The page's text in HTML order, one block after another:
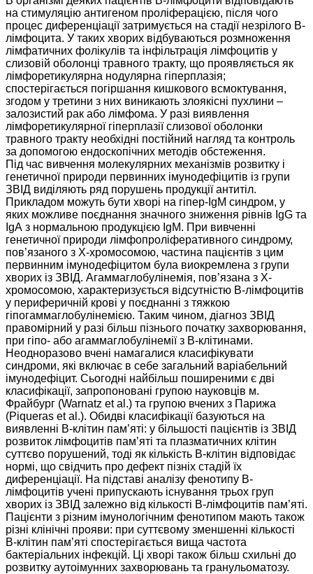
на стимуляцію антигеном проліферацією, після чого
процес диференціації затримується на стадії незрілого В-
лімфоцита. У таких хворих відбуваються розмноження
лімфатичних фолікулів та інфільтрація лімфоцитів у
слизовій оболонці травного тракту, що проявляється як
лімфоретикулярна нодулярна гіперплазія;
спостерігається погіршання кишкового всмоктування,
згодом у третини з них виникають злоякісні пухлини –
залозистий рак або лімфома. У разі виявлення
лімфоретикулярної гіперплазії слизової оболонки
травного тракту необхідні постійний нагляд та контроль
за допомогою ендоскопічних методів обстеження.
Під час вивчення молекулярних механізмів розвитку і
генетичної природи первинних імунодефіцитів із групи
ЗВІД виділяють ряд порушень продукції антитіл.
Прикладом можуть бути хворі на гіпер-ІgМ синдром, у
яких можливе поєднання значного зниження рівнів ІgG та
ІgА з нормальною продукцією ІgМ. При вивченні
генетичної природи лімфопроліферативного синдрому,
пов’язаного з Х-хромосомою, частина пацієнтів з цим
первинним імунодефіцитом була виокремлена з групи
хворих із ЗВІД. Агаммаглобулінемія, пов’язана з Х-
хромосомою, характеризується відсутністю В-лімфоцитів
у периферичній крові у поєднанні з тяжкою
гіпогаммаглобулінемією. Таким чином, діагноз ЗВІД
правомірний у разі більш пізнього початку захворювання,
при гіпо- або агаммаглобулінемії з В-клітинами.
Неодноразово вчені намагалися класифікувати
синдроми, які включає в себе загальний варіабельний
імунодефіцит. Сьогодні найбільш поширеними є дві
класифікації, запропоновані групою науковців м.
Фрайбург (Warnatz et al.) та групою вчених з Парижа
(Piqueras et al.). Обидві класифікації базуються на
виявленні В-клітин пам’яті: у більшості пацієнтів із ЗВІД
розвиток лімфоцитів пам’яті та плазматичних клітин
суттєво порушений, тоді як кількість В-клітин відповідає
нормі, що свідчить про дефект пізніх стадій їх
диференціації. На підставі аналізу фенотипу В-
лімфоцитів учені припускають існування трьох груп
хворих із ЗВІД залежно від кількості В-лімфоцитів пам’яті.
Пацієнти з різним імунологічним фенотипом мають також
різні клінічні прояви: при суттєвому зменшенні кількості
В-клітин пам’яті спостерігається вища частота
бактеріальних інфекцій. Ці хворі також більш схильні до
розвитку аутоімунних захворювань та гранульоматозу.